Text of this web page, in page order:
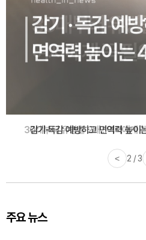
감기·독감 예방하고 면역력 높
< 3 / 3
주요 뉴스